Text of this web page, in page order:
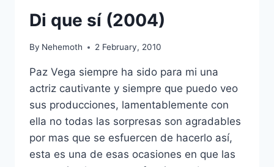
Di que sí (2004)
By Nehemoth 2 February, 2010
Paz Vega siempre ha sido para mi una
actriz cautivante y siempre que puedo veo
sus producciones, lamentablemente con
ella no todas las sorpresas son agradables
por mas que se esfuercen de hacerlo así,
esta es una de esas ocasiones en que las